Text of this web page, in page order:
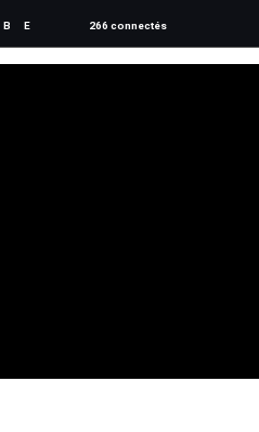
B E 266 connectés